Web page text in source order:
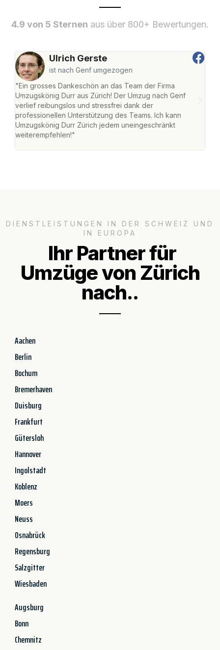
4.9 von 5 Sternen aus über 800+ Bewertungen.
Ulrich Gerste
ist nach Genf umgezogen
"Ein grosses Dankeschön an das Team der Firma
Umzugskönig Durr aus Zürich! Der Umzug nach Genf
verlief reibungslos und stressfrei dank der
professionellen Unterstützung des Teams. Ich kann
Umzugskönig Durr Zürich jedem uneingeschränkt
weiterempfehlen!"
DIENSTLEISTUNGEN IN DER SCHWEIZ UND
IN EUROPA
Ihr Partner für
Umzüge von Zürich
nach..
Aachen
Berlin
Bochum
Bremerhaven
Duisburg
Frankfurt
Gütersloh
Hannover
Ingolstadt
Koblenz
Moers
Neuss
Osnabrück
Regensburg
Salzgitter
Wiesbaden
Augsburg
Bonn
Chemnitz